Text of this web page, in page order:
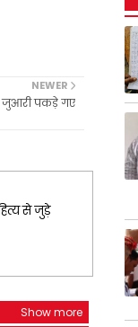
NEWER
जुआरी पकड़े गए
से जुड़े
Show more